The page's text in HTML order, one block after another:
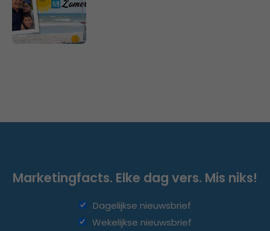
Marketingfacts. Elke dag vers. Mis niks!
Dagelijkse nieuwsbrief
Wekelijkse nieuwsbrief